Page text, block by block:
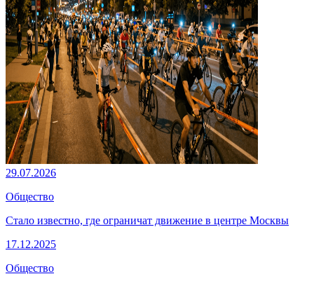
29.07.2026
Общество
Стало известно, где ограничат движение в центре Москвы
17.12.2025
Общество